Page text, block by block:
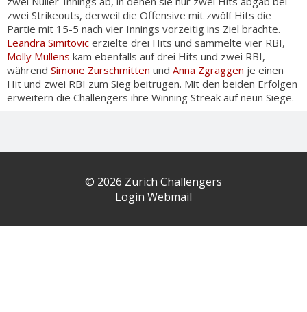
zwei Strikeouts, derweil die Offensive mit zwölf Hits die
Partie mit 15-5 nach vier Innings vorzeitig ins Ziel brachte.
Leandra Simitovic erzielte drei Hits und sammelte vier RBI,
Molly Mullens kam ebenfalls auf drei Hits und zwei RBI,
während Simone Zurschmitten und Anna Zgraggen je einen
Hit und zwei RBI zum Sieg beitrugen. Mit den beiden Erfolgen
erweitern die Challengers ihre Winning Streak auf neun Siege.
© 2026 Zurich Challengers
Login Webmail